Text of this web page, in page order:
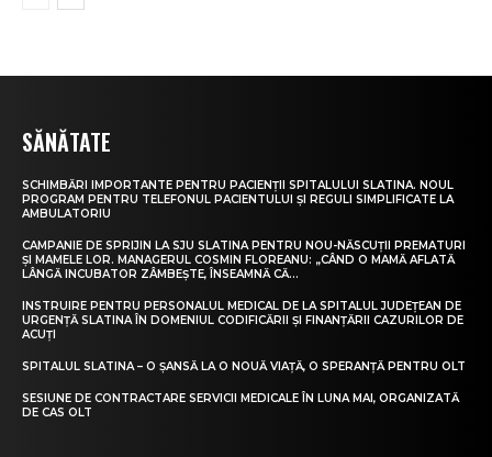
SĂNĂTATE
SCHIMBĂRI IMPORTANTE PENTRU PACIENȚII SPITALULUI SLATINA. NOUL
PROGRAM PENTRU TELEFONUL PACIENTULUI ȘI REGULI SIMPLIFICATE LA
AMBULATORIU
CAMPANIE DE SPRIJIN LA SJU SLATINA PENTRU NOU-NĂSCUȚII PREMATURI
ȘI MAMELE LOR. MANAGERUL COSMIN FLOREANU: „CÂND O MAMĂ AFLATĂ
LÂNGĂ INCUBATOR ZÂMBEȘTE, ÎNSEAMNĂ CĂ...
INSTRUIRE PENTRU PERSONALUL MEDICAL DE LA SPITALUL JUDEȚEAN DE
URGENȚĂ SLATINA ÎN DOMENIUL CODIFICĂRII ȘI FINANȚĂRII CAZURILOR DE
ACUȚI
SPITALUL SLATINA – O ȘANSĂ LA O NOUĂ VIAȚĂ, O SPERANȚĂ PENTRU OLT
SESIUNE DE CONTRACTARE SERVICII MEDICALE ÎN LUNA MAI, ORGANIZATĂ
DE CAS OLT